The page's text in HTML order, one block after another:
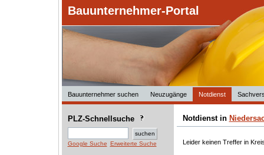
Bauunternehmer-Portal
Bauunternehmer suchen Neuzugänge Notdienst
PLZ-Schnellsuche
Google Suche Erweiterte Suche
Notdienst in
Leider keinen Treffer in